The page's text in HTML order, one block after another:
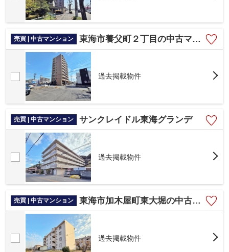
売買 | 中古マンション 東海市養父町２丁目の中古マンション
過去掲載物件
売買 | 中古マンション サンクレイドル東海グランデ
過去掲載物件
売買 | 中古マンション 東海市加木屋町東大堀の中古マンション
過去掲載物件